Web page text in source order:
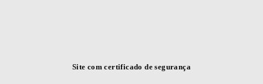
Site com certificado de segurança